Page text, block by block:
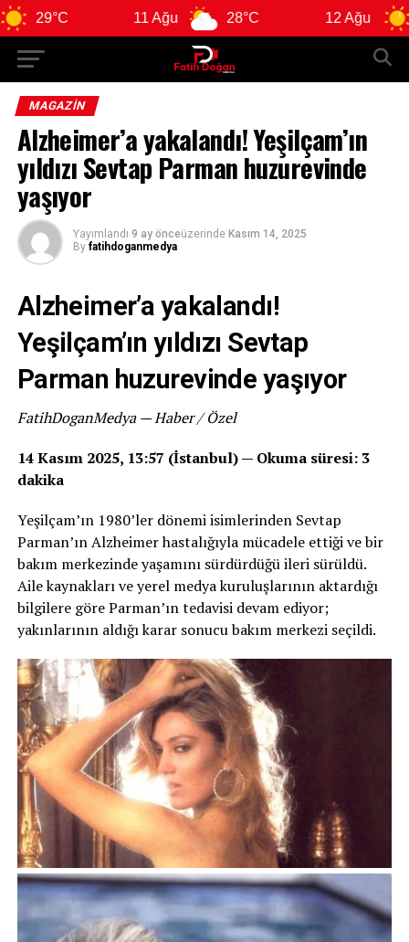
11 Ağu 28°C 12 Ağu 29°C
MAGAZIN
Alzheimer’a yakalandı! Yeşilçam’ın
yıldızı Sevtap Parman huzurevinde
yaşıyor
Yayımlandı 9 ay önceüzerinde Kasım 14, 2025
By fatihdoganmedya
Alzheimer’a yakalandı!
Yeşilçam’ın yıldızı Sevtap
Parman huzurevinde yaşıyor
FatihDoganMedya — Haber / Özel
14 Kasım 2025, 13:57 (İstanbul) — Okuma süresi: 3
dakika
Yeşilçam’ın 1980’ler dönemi isimlerinden Sevtap
Parman’ın Alzheimer hastalığıyla mücadele ettiği ve bir
bakım merkezinde yaşamını sürdürdüğü ileri sürüldü.
Aile kaynakları ve yerel medya kuruluşlarının aktardığı
bilgilere göre Parman’ın tedavisi devam ediyor;
yakınlarının aldığı karar sonucu bakım merkezi seçildi.